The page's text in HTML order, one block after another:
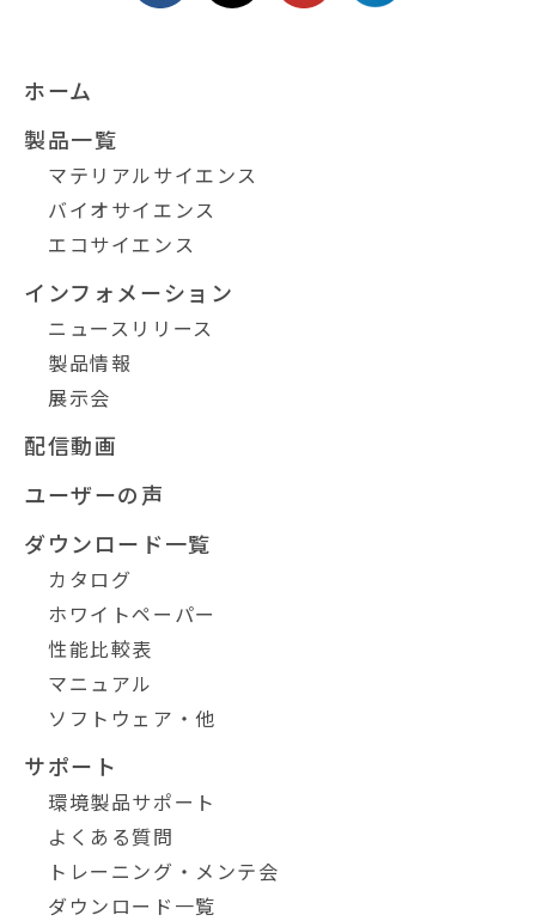
ホーム
製品一覧
マテリアルサイエンス
バイオサイエンス
エコサイエンス
インフォメーション
ニュースリリース
製品情報
展示会
配信動画
ユーザーの声
ダウンロード一覧
カタログ
ホワイトペーパー
性能比較表
マニュアル
ソフトウェア・他
サポート
環境製品サポート
よくある質問
トレーニング・メンテ会
ダウンロード一覧